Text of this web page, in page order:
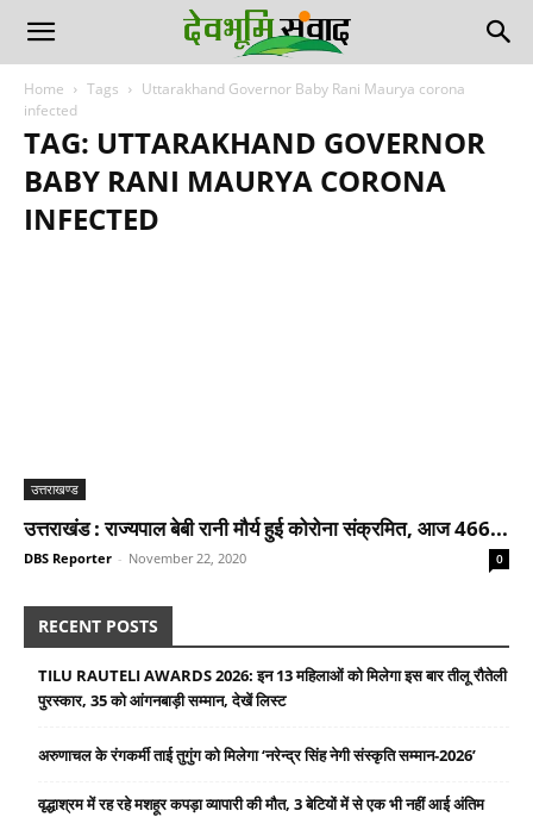
Home Tags
Uttarakhand Governor Baby Rani Maurya corona
infected
TAG: UTTARAKHAND GOVERNOR
BABY RANI MAURYA CORONA
INFECTED
उत्तराखण्ड
उत्तराखंड : राज्यपाल बेबी रानी मौर्य हुई कोरोना संक्रमित, आज 466...
DBS Reporter - November 22, 2020 0
RECENT POSTS
TILU RAUTELI AWARDS 2026: इन 13 महिलाओं को मिलेगा इस बार तीलू रौतेली
पुरस्कार, 35 को आंगनबाड़ी सम्मान, देखें लिस्ट
अरुणाचल के रंगकर्मी ताई तुगुंग को मिलेगा ‘नरेन्द्र सिंह नेगी संस्कृति सम्मान-2026’
वृद्धाश्रम में रह रहे मशहूर कपड़ा व्यापारी की मौत, 3 बेटियों में से एक भी नहीं आई अंतिम